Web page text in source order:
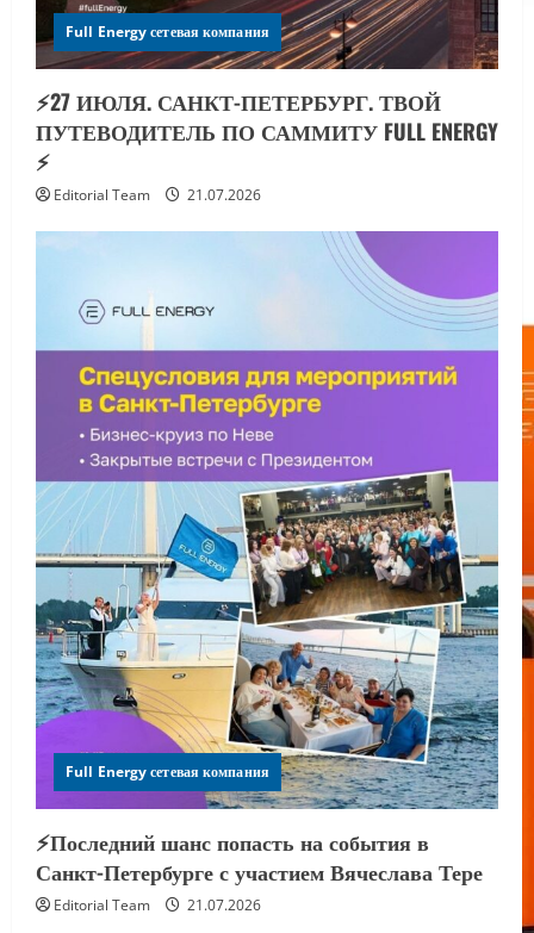
Full Energy сетевая компания
⚡️27 ИЮЛЯ. САНКТ-ПЕТЕРБУРГ. ТВОЙ
ПУТЕВОДИТЕЛЬ ПО САММИТУ FULL ENERGY
⚡️
Editorial Team 21.07.2026
Full Energy сетевая компания
⚡️Последний шанс попасть на события в
Санкт-Петербурге с участием Вячеслава Тере
Editorial Team 21.07.2026